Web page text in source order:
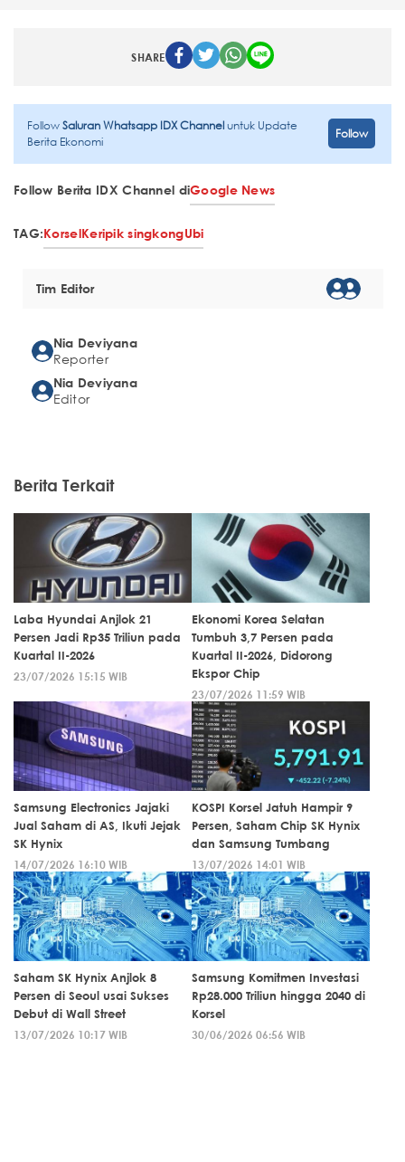
SHARE
FollowSaluran Whatsapp IDX Channeluntuk Update
Berita Ekonomi
Follow
Follow Berita IDX Channel diGoogle News
TAG:KorselKeripik singkongUbi
Tim Editor
Nia Deviyana
Reporter
Nia Deviyana
Editor
Berita Terkait
Laba Hyundai Anjlok 21
Persen Jadi Rp35 Triliun pada
Kuartal II-2026
23/07/2026 15:15 WIB
Ekonomi Korea Selatan
Tumbuh 3,7 Persen pada
Kuartal II-2026, Didorong
Ekspor Chip
23/07/2026 11:59 WIB
Samsung Electronics Jajaki
Jual Saham di AS, Ikuti Jejak
SK Hynix
14/07/2026 16:10 WIB
KOSPI Korsel Jatuh Hampir 9
Persen, Saham Chip SK Hynix
dan Samsung Tumbang
13/07/2026 14:01 WIB
Saham SK Hynix Anjlok 8
Persen di Seoul usai Sukses
Debut di Wall Street
13/07/2026 10:17 WIB
Samsung Komitmen Investasi
Rp28.000 Triliun hingga 2040 di
Korsel
30/06/2026 06:56 WIB